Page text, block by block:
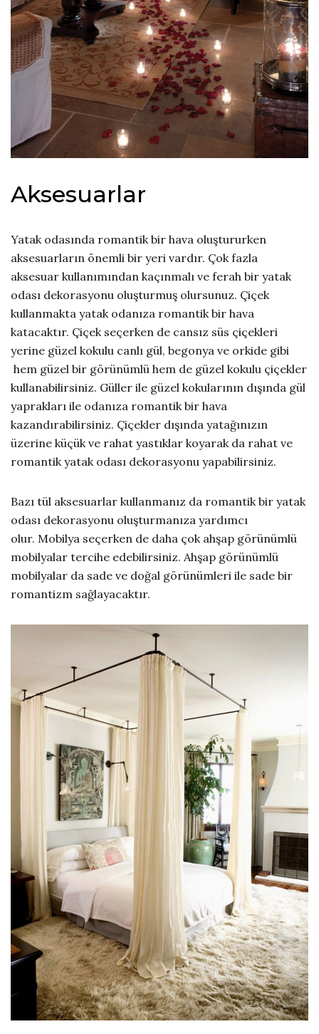
Aksesuarlar
Yatak odasında romantik bir hava oluştururken
aksesuarların önemli bir yeri vardır. Çok fazla
aksesuar kullanımından kaçınmalı ve ferah bir yatak
odası dekorasyonu oluşturmuş olursunuz. Çiçek
kullanmakta yatak odanıza romantik bir hava
katacaktır. Çiçek seçerken de cansız süs çiçekleri
yerine güzel kokulu canlı gül, begonya ve orkide gibi
hem güzel bir görünümlü hem de güzel kokulu çiçekler
kullanabilirsiniz. Güller ile güzel kokularının dışında gül
yaprakları ile odanıza romantik bir hava
kazandırabilirsiniz. Çiçekler dışında yatağınızın
üzerine küçük ve rahat yastıklar koyarak da rahat ve
romantik yatak odası dekorasyonu yapabilirsiniz.
Bazı tül aksesuarlar kullanmanız da romantik bir yatak
odası dekorasyonu oluşturmanıza yardımcı
olur. Mobilya seçerken de daha çok ahşap görünümlü
mobilyalar tercihe edebilirsiniz. Ahşap görünümlü
mobilyalar da sade ve doğal görünümleri ile sade bir
romantizm sağlayacaktır.